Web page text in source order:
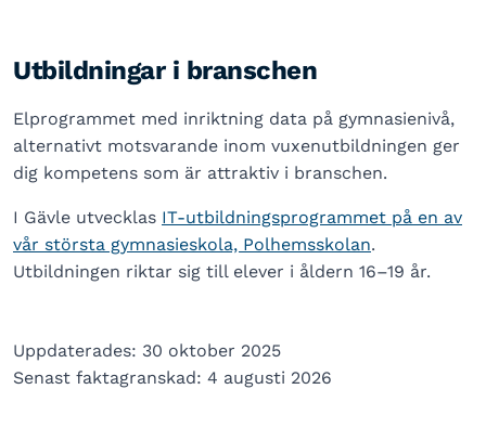
Utbildningar i branschen
Elprogrammet med inriktning data på gymnasienivå,
alternativt motsvarande inom vuxenutbildningen ger
dig kompetens som är attraktiv i branschen.
I Gävle utvecklas IT-utbildningsprogrammet på en av
vår största gymnasieskola, Polhemsskolan.
Utbildningen riktar sig till elever i åldern 16–19 år.
Uppdaterades: 30 oktober 2025
Senast faktagranskad: 4 augusti 2026